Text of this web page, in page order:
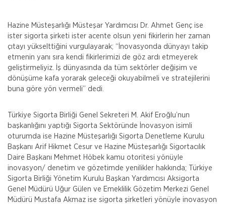
Hazine Müsteşarlığı Müsteşar Yardımcısı Dr. Ahmet Genç ise
ister sigorta şirketi ister acente olsun yeni fikirlerin her zaman
çıtayı yükselttiğini vurgulayarak; “İnovasyonda dünyayı takip
etmenin yanı sıra kendi fikirlerimizi de göz ardı etmeyerek
geliştirmeliyiz. İş dünyasında da tüm sektörler değişim ve
dönüşüme kafa yorarak geleceği okuyabilmeli ve stratejilerini
buna göre yön vermeli” dedi.
Türkiye Sigorta Birliği Genel Sekreteri M. Akif Eroğlu’nun
başkanlığını yaptığı Sigorta Sektöründe İnovasyon isimli
oturumda ise Hazine Müsteşarlığı Sigorta Denetleme Kurulu
Başkanı Arif Hikmet Cesur ve Hazine Müsteşarlığı Sigortacılık
Daire Başkanı Mehmet Höbek kamu otoritesi yönüyle
inovasyon/ denetim ve gözetimde yenilikler hakkında; Türkiye
Sigorta Birliği Yönetim Kurulu Başkan Yardımcısı Aksigorta
Genel Müdürü Uğur Gülen ve Emeklilik Gözetim Merkezi Genel
Müdürü Mustafa Akmaz ise sigorta şirketleri yönüyle inovasyon